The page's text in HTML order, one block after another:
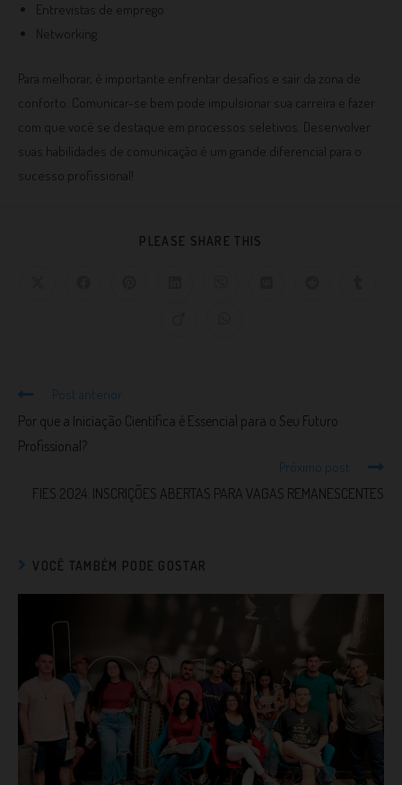
Entrevistas de emprego
Networking
Para melhorar, é importante enfrentar desafios e sair da zona de
conforto. Comunicar-se bem pode impulsionar sua carreira e fazer
com que você se destaque em processos seletivos. Desenvolver
suas habilidades de comunicação é um grande diferencial para o
sucesso profissional!
PLEASE SHARE THIS
Post anterior
Por que a Iniciação Científica é Essencial para o Seu Futuro
Profissional?
Próximo post
FIES 2024: INSCRIÇÕES ABERTAS PARA VAGAS REMANESCENTES
VOCÊ TAMBÉM PODE GOSTAR